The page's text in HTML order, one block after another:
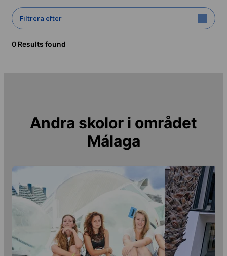
Filtrera efter
0 Results found
Andra skolor i området
Málaga